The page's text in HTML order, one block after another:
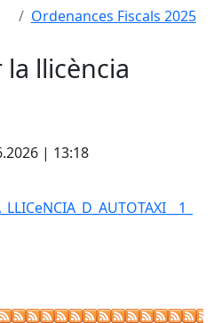
Ordenances Fiscals 2025
la llicència
| 13:18